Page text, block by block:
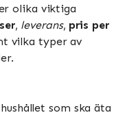
olika viktiga
, leverans, pris per
vilka typer av
som ska äta